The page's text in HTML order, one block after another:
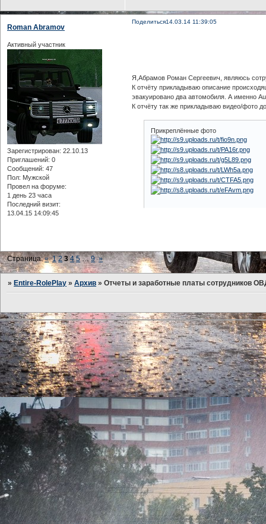
Поделиться14.03.14 11:39:05
Roman Abramov
Активный участник
Зарегистрирован: 22.10.13
Приглашений: 0
Сообщений: 47
Пол: Мужской
Провел на форуме:
1 день 23 часа
Последний визит:
13.04.15 14:09:45
Я,Абрамов Роман Сергеевич, являюсь
К отчёту прикладываю описание
эвакуировано два автомобиля. А именно
К отчёту так же прикладываю видео/фото
Прикреплённые фото
Страница:« 1 2 3 4 5 … 9 »
» Entire-RolePlay »Архив »Отчеты и заработные платы сотрудников